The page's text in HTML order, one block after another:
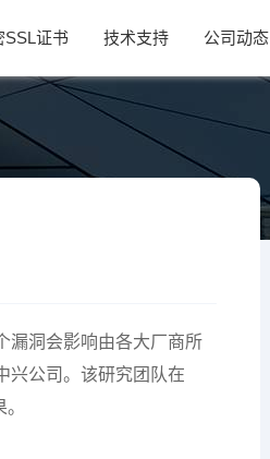
SSL证书 技术支持 公司动态
漏洞会影响由各大厂商所
兴公司。该研究团队在